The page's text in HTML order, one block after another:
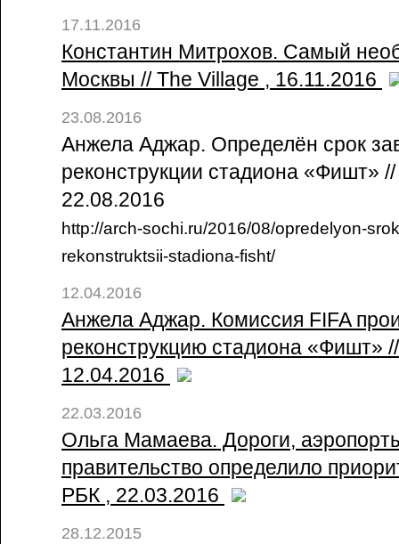
17.11.2016
Константин Митрохов. Самый
Москвы // The Village , 16.11.2016
23.08.2016
Анжела Аджар. Определён срок
реконструкции стадиона «Фишт»
22.08.2016
http://arch-sochi.ru/2016/08/opredelyon-
rekonstruktsii-stadiona-fisht/
12.04.2016
Анжела Аджар. Комиссия FIFA
реконструкцию стадиона «Фишт»
12.04.2016
22.03.2016
Ольга Мамаева. Дороги,
правительство определило
РБК , 22.03.2016
28.12.2015